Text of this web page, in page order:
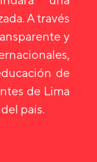
A través
y
de
de Lima
país.